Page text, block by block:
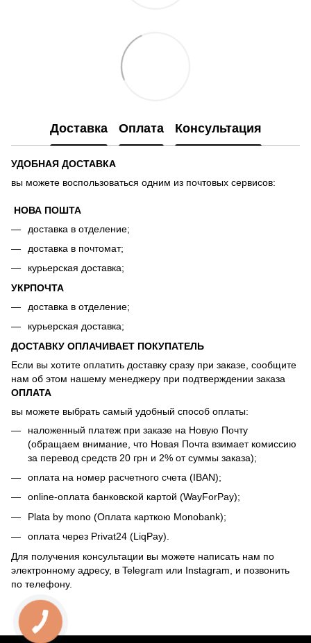
Доставка Оплата Консультация
УДОБНАЯ ДОСТАВКА
вы можете воспользоваться одним из почтовых сервисов:
НОВА ПОШТА
доставка в отделение;
доставка в почтомат;
курьерская доставка;
УКРПОЧТА
доставка в отделение;
курьерская доставка;
ДОСТАВКУ ОПЛАЧИВАЕТ ПОКУПАТЕЛЬ
Если вы хотите оплатить доставку сразу при заказе, сообщите
нам об этом нашему менеджеру при подтверждении заказа
ОПЛАТА
вы можете выбрать самый удобный способ оплаты:
наложенный платеж при заказе на Новую Почту
(обращаем внимание, что Новая Почта взимает комиссию
за перевод средств 20 грн и 2% от суммы заказа);
оплата на номер расчетного счета (IBAN);
online-оплата банковской картой (WayForPay);
Plata by mono (Оплата карткою Monobank);
оплата через Privat24 (LiqPay).
Для получения консультации вы можете написать нам по
электронному адресу, в Telegram или Instagram, и позвонить
по телефону.